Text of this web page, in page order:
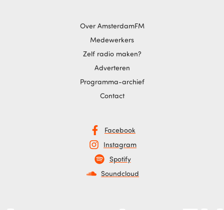
Over AmsterdamFM
Medewerkers
Zelf radio maken?
Adverteren
Programma-archief
Contact
Facebook
Instagram
Spotify
Soundcloud